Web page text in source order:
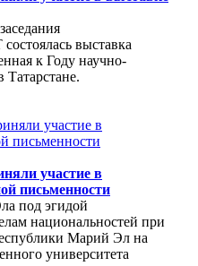
выставка
к Году научно-
Татарстане.
участие в
письменности
под эгидой
национальностей при
Марий Эл на
университета